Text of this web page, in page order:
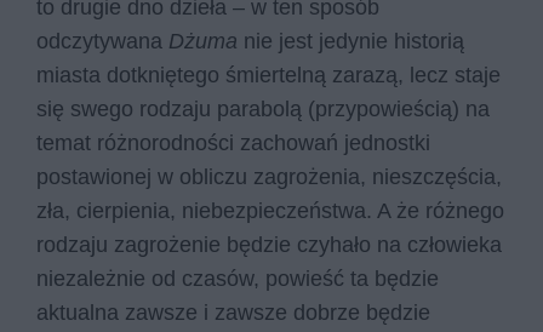
to drugie dno dzieła – w ten sposób
odczytywana Dżuma nie jest jedynie historią
miasta dotkniętego śmiertelną zarazą, lecz staje
się swego rodzaju parabolą (przypowieścią) na
temat różnorodności zachowań jednostki
postawionej w obliczu zagrożenia, nieszczęścia,
zła, cierpienia, niebezpieczeństwa. A że różnego
rodzaju zagrożenie będzie czyhało na człowieka
niezależnie od czasów, powieść ta będzie
aktualna zawsze i zawsze dobrze będzie